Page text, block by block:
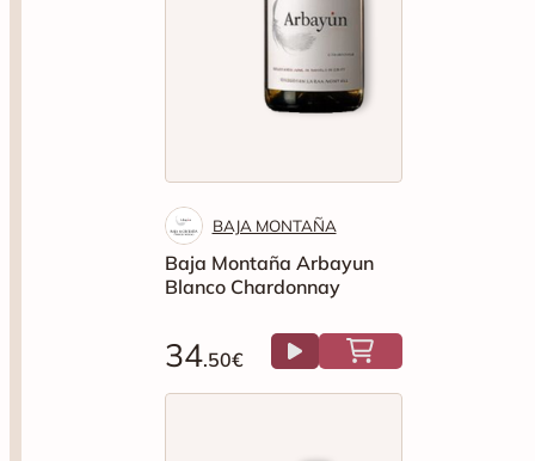
BAJA MONTAÑA
Baja Montaña Arbayun
Blanco Chardonnay
34.50€